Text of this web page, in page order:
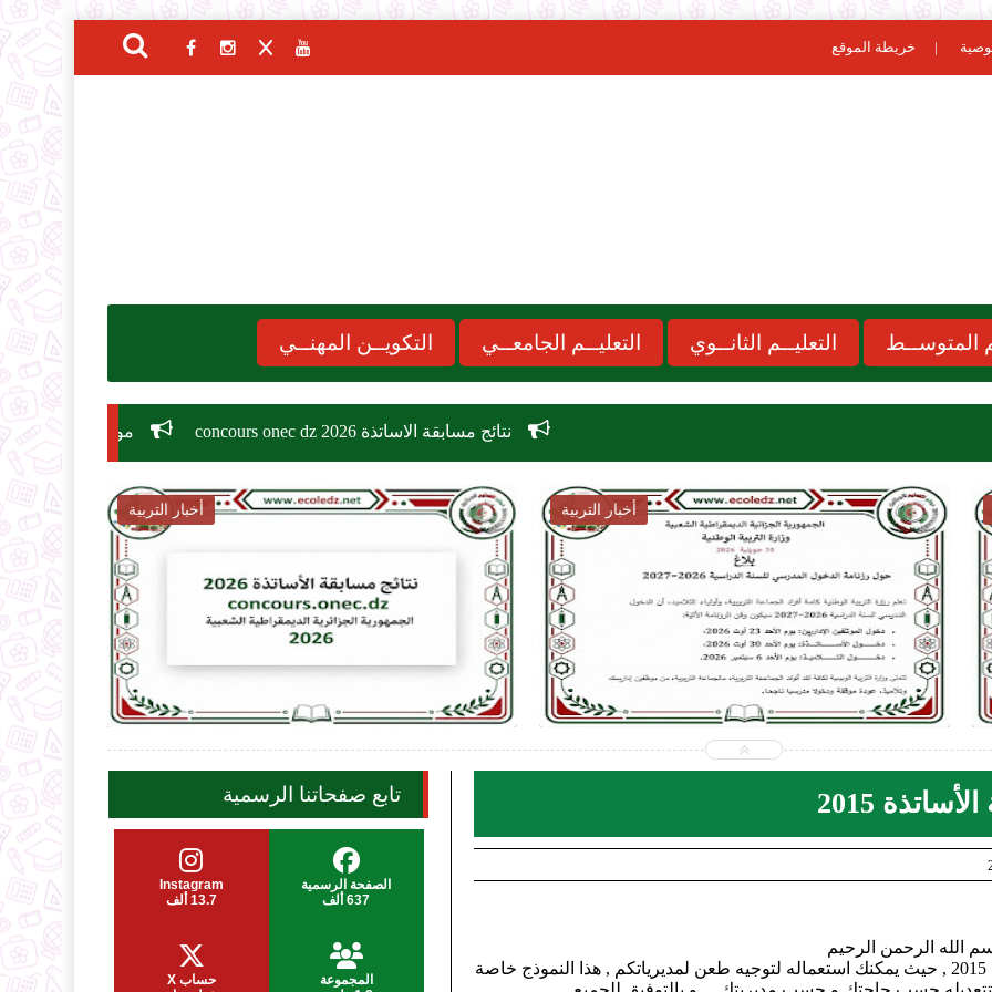
خريطة الموقع
المتوســط التعليــم الثانــوي التعليــم الجامعــي التكويــن المهنــي
نتائج مسابقة الاساتذة 2026 concours onec dz موعد الدخول المدرسي 2026-2027
أخبار التربية
2026-07-31
ecoledz.net
أخبار التوظيف
2026-07-28
ecoledz.net

2015
الله الرحمن الرحيم
نقلت لكم اليوم نموذج الطعن في نتائج مسابقة الاساتذة 2015 , حيث يمكنك استعماله لتوجيه طعن لمديرياتكم , هذا النموذج خاصة
تابع صفحاتنا الرسمية
الصفحة الرسمية
637 ألف
Instagram
13.7 ألف
المجموعة
حساب X